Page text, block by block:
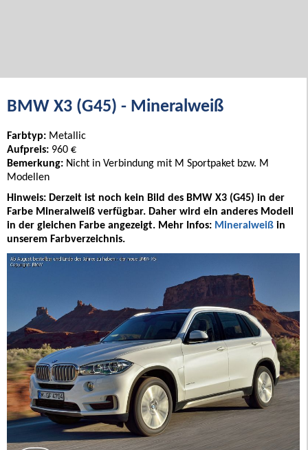
BMW X3 (G45) - Mineralweiß
Farbtyp: Metallic
Aufpreis: 960 €
Bemerkung: Nicht in Verbindung mit M Sportpaket bzw. M
Modellen
Hinweis: Derzeit ist noch kein Bild des BMW X3 (G45) in der
Farbe Mineralweiß verfügbar. Daher wird ein anderes Modell
in der gleichen Farbe angezeigt. Mehr Infos: Mineralweiß in
unserem Farbverzeichnis.